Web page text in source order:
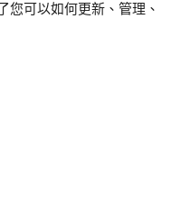
您可以如何更新、管理、